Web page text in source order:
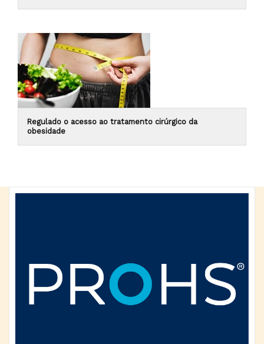
Regulado o acesso ao tratamento cirúrgico da
obesidade